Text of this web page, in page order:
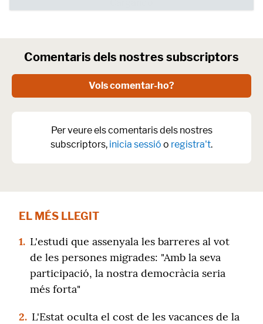
Comentaris dels nostres subscriptors
Vols comentar-ho?
Per veure els comentaris dels nostres
subscriptors, inicia sessió o registra't.
EL MÉS LLEGIT
1. L'estudi que assenyala les barreres al vot
de les persones migrades: "Amb la seva
participació, la nostra democràcia seria
més forta"
2. L'Estat oculta el cost de les vacances de la